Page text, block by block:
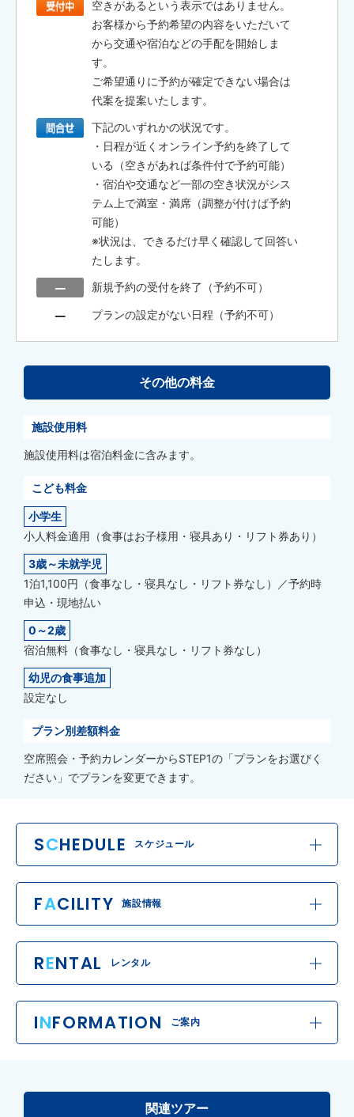
空きがあるという表示ではありません。
お客様から予約希望の内容をいただいて
から交通や宿泊などの手配を開始しま
す。
ご希望通りに予約が確定できない場合は
代案を提案いたします。
下記のいずれかの状況です。
・日程が近くオンライン予約を終了して
いる（空きがあれば条件付で予約可能）
・宿泊や交通など一部の空き状況がシス
テム上で満室・満席（調整が付けば予約
可能）
※状況は、できるだけ早く確認して回答い
たします。
新規予約の受付を終了（予約不可）
プランの設定がない日程（予約不可）
その他の料金
施設使用料
施設使用料は宿泊料金に含みます。
こども料金
小学生
小人料金適用（食事はお子様用・寝具あり・リフト券あり）
3歳～未就学児
1泊1,100円（食事なし・寝具なし・リフト券なし）／予約時
申込・現地払い
0～2歳
宿泊無料（食事なし・寝具なし・リフト券なし）
幼児の食事追加
設定なし
プラン別差額料金
空席照会・予約カレンダーからSTEP1の「プランをお選びく
ださい」でプランを変更できます。
SCHEDULE スケジュール
FACILITY 施設情報
RENTAL レンタル
INFORMATION ご案内
関連ツアー